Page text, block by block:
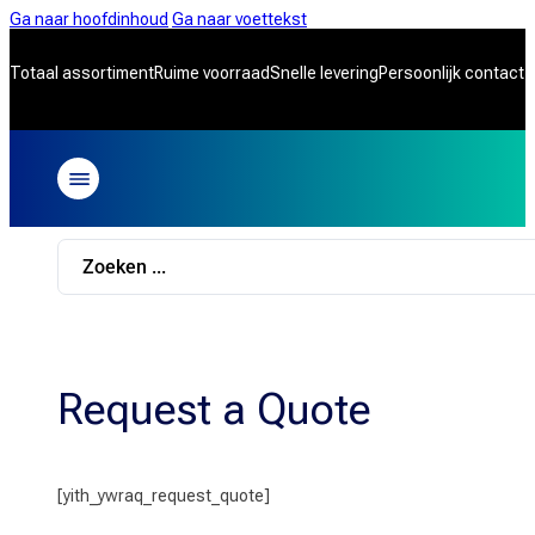
Ga naar hoofdinhoud Ga naar voettekst
Totaal assortimentRuime voorraadSnelle leveringPersoonlijk contact
Search
Request a Quote
[yith_ywraq_request_quote]